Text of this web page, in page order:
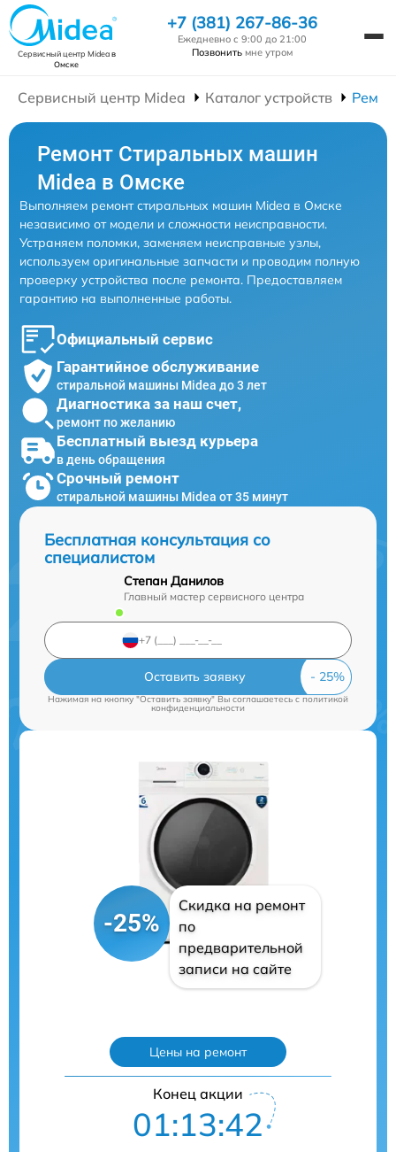
Сервисный центр Mideaв
Омске
+7 (381) 267-86-36
Ежедневно с 9:00 до 21:00
Позвонить мне утром
Сервисный центр Midea Каталог устройств
Ремонт Стиральных машин
Midea в Омске
Выполняем ремонт стиральных машин Midea в Омске
независимо от модели и сложности неисправности.
Устраняем поломки, заменяем неисправные узлы,
используем оригинальные запчасти и проводим полную
проверку устройства после ремонта. Предоставляем
гарантию на выполненные работы.
Официальный сервис
Гарантийное обслуживание
стиральной машины Midea до 3 лет
Диагностика за наш счет,
ремонт по желанию
Бесплатный выезд курьера
в день обращения
Срочный ремонт
стиральной машины Midea от 35 минут
Бесплатная консультация со
специалистом
Степан Данилов
Главный мастер сервисного центра
Оставить заявку
Нажимая на кнопку "Оставить заявку" Вы соглашаетесь cполитикой
конфиденциальности
-25%
Скидка на ремонт
по
предварительной
записи на сайте
Цены на ремонт
Конец акции
01:13:40